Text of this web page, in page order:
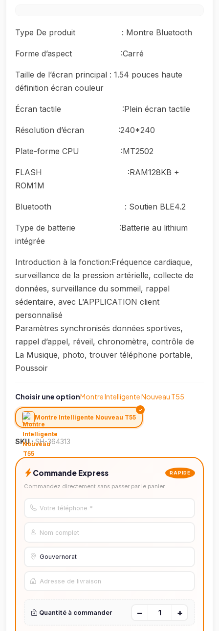
Type De produit : Montre Bluetooth
Forme d’aspect :Carré
Taille de l’écran principal : 1.54 pouces haute
définition écran couleur
Écran tactile :Plein écran tactile
Résolution d’écran :240*240
Plate-forme CPU :MT2502
FLASH :RAM128KB +
ROM1M
Bluetooth : Soutien BLE4.2
Type de batterie :Batterie au lithium
intégrée
Introduction à la fonction:Fréquence cardiaque,
surveillance de la pression artérielle, collecte de
données, surveillance du sommeil, rappel
sédentaire, avec L’APPLICATION client
personnalisé
Paramètres synchronisés données sportives,
rappel d’appel, réveil, chronomètre, contrôle de
La Musique, photo, trouver téléphone portable,
Poussoir
Choisir une optionMontre Intelligente Nouveau T55
Montre Intelligente Nouveau T55
SKU : SH-364313
Commande Express RAPIDE
Commandez directement sans passer par le panier
Quantité à commander − +